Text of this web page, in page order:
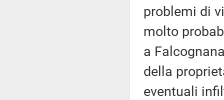
problemi di
molto
a
della
eventuali